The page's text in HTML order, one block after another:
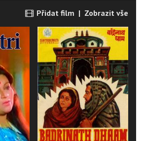
Přidat film | Zobrazit vše